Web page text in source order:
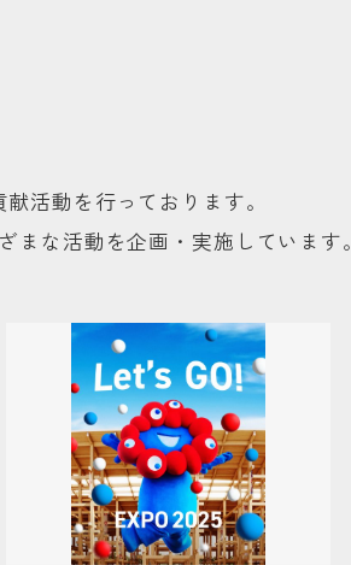
活動を行っております。
な活動を企画・実施しています。